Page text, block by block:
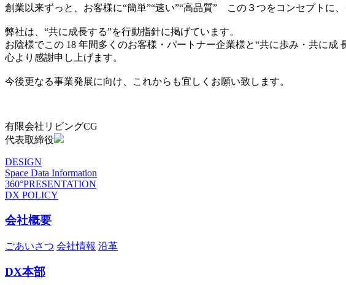
創業以来ずっと、お客様に“簡単”“速い”“高品質” この３つをコンセプトに
弊社は、“共に成長する”を行動指針に掲げています。
お陰様でこの 18 年間多くのお客様・パートナー企業様と“共に歩み・共に成
心より感謝申し上げます。
今後更なる事業発展に向け、これからも宜しくお願い致します。
有限会社リビングCG
代表取締役
DESIGN
Space Data Information
360°PRESENTATION
DX POLICY
会社概要
ごあいさつ 会社情報 沿革
DX本部